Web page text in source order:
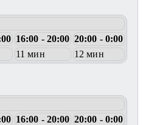
16:00 - 20:00 20:00 - 0:00
11 мин 12 мин
16:00 - 20:00 20:00 - 0:00